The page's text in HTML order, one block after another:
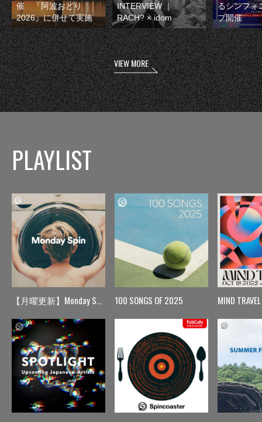
催 『阿波おどり
2026』に併せて実施
INTERVIEW ｜
RACH? × idom
るシンフォ
ブ開催
VIEW MORE
PLAYLIST
【月曜更新】Monday Spin 100 SONGS OF 2025 MIND TRAVEL